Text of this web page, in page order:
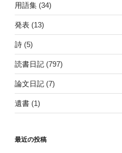
用語集 (34)
発表 (13)
詩 (5)
読書日記 (797)
論文日記 (7)
遺書 (1)
最近の投稿